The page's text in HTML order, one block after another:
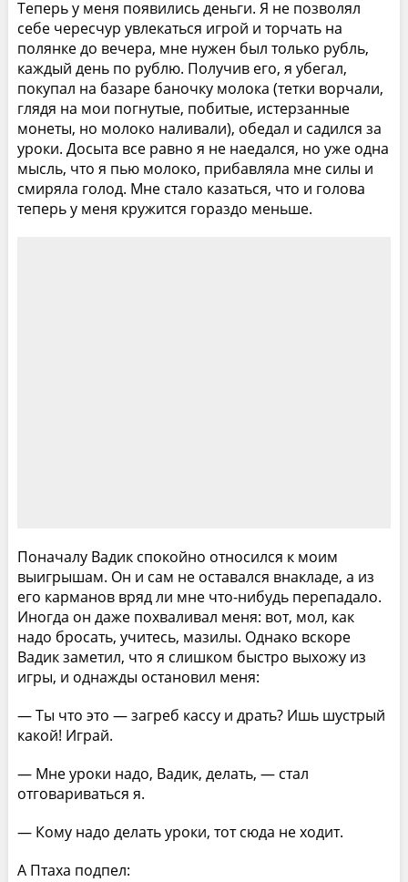
Теперь у меня появились деньги. Я не позволял
себе чересчур увлекаться игрой и торчать на
полянке до вечера, мне нужен был только рубль,
каждый день по рублю. Получив его, я убегал,
покупал на базаре баночку молока (тетки ворчали,
глядя на мои погнутые, побитые, истерзанные
монеты, но молоко наливали), обедал и садился за
уроки. Досыта все равно я не наедался, но уже одна
мысль, что я пью молоко, прибавляла мне силы и
смиряла голод. Мне стало казаться, что и голова
теперь у меня кружится гораздо меньше.
Поначалу Вадик спокойно относился к моим
выигрышам. Он и сам не оставался внакладе, а из
его карманов вряд ли мне что-нибудь перепадало.
Иногда он даже похваливал меня: вот, мол, как
надо бросать, учитесь, мазилы. Однако вскоре
Вадик заметил, что я слишком быстро выхожу из
игры, и однажды остановил меня:
— Ты что это — загреб кассу и драть? Ишь шустрый
какой! Играй.
— Мне уроки надо, Вадик, делать, — стал
отговариваться я.
— Кому надо делать уроки, тот сюда не ходит.
А Птаха подпел: